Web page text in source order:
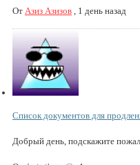
От Азиз Азизов 1 день назад
Список документов для
Добрый день, подскажите